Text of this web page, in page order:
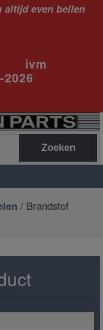
altijd even bellen
Zoeken
/ Brandstof